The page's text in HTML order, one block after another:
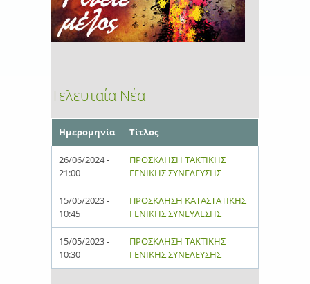
Τελευταία Νέα
Ημερομηνία Τίτλος
26/06/2024 -
21:00
ΠΡΟΣΚΛΗΣΗ ΤΑΚΤΙΚΗΣ
ΓΕΝΙΚΗΣ ΣΥΝΕΛΕΥΣΗΣ
15/05/2023 -
10:45
ΠΡΟΣΚΛΗΣΗ ΚΑΤΑΣΤΑΤΙΚΗΣ
ΓΕΝΙΚΗΣ ΣΥΝΕΥΛΕΣΗΣ
15/05/2023 -
10:30
ΠΡΟΣΚΛΗΣΗ ΤΑΚΤΙΚΗΣ
ΓΕΝΙΚΗΣ ΣΥΝΕΛΕΥΣΗΣ